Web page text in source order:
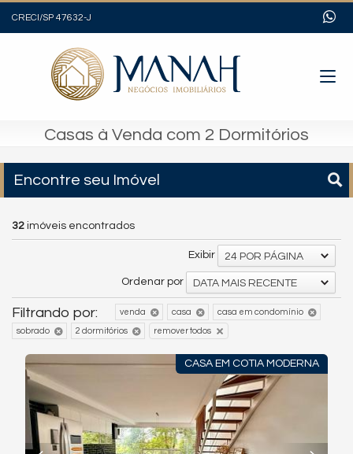
CRECI/SP 47632-J
Casas à Venda com 2 Dormitórios
Encontre seu Imóvel
32 imóveis encontrados
Exibir 24 POR PÁGINA
Ordenar por DATA MAIS RECENTE
Filtrando por: venda casa casa em condomínio
sobrado 2 dormitórios remover todos
CASA EM COTIA MODERNA